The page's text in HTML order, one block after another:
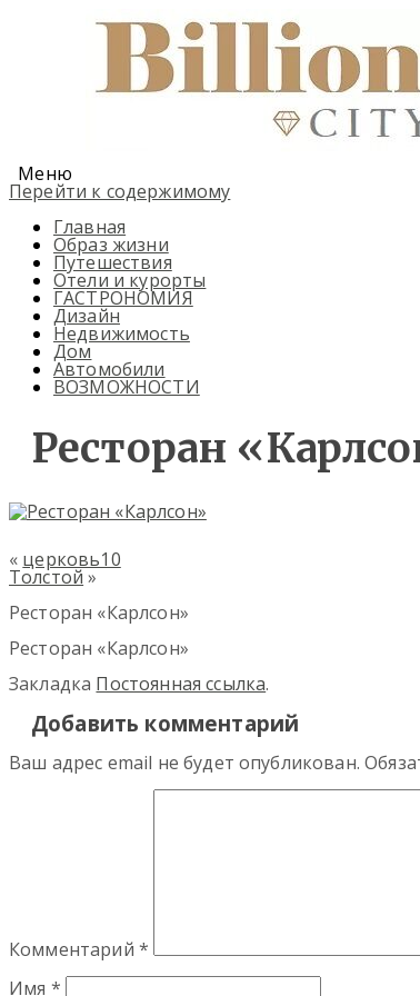
Меню
Перейти к содержимому
Главная
Образ жизни
Путешествия
Отели и курорты
ГАСТРОНОМИЯ
Дизайн
Недвижимость
Дом
Автомобили
ВОЗМОЖНОСТИ
Ресторан
« церковь10
Толстой »
Ресторан «Карлсон»
Ресторан «Карлсон»
Закладка Постоянная ссылка.
Добавить комментарий
Ваш адрес email не будет опубликован.
Комментарий *
Имя *